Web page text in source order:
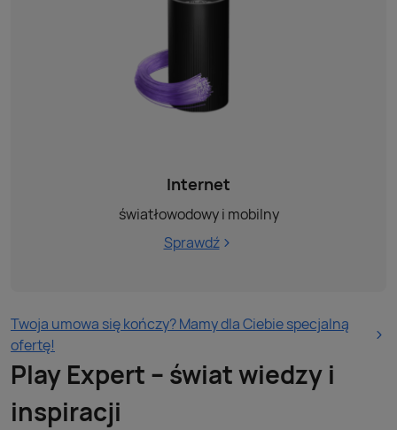
Internet
światłowodowy i mobilny
Sprawdź
Twoja umowa się kończy? Mamy dla Ciebie specjalną
ofertę!
Play Expert – świat wiedzy i
inspiracji